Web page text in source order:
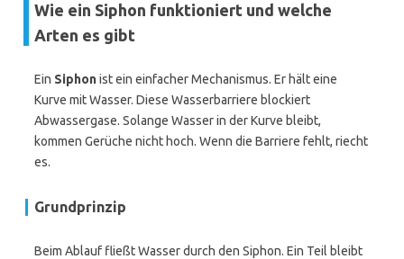
Wie ein Siphon funktioniert und welche
Arten es gibt
Ein Siphonist ein einfacher Mechanismus. Er hält eine
Kurve mit Wasser. Diese Wasserbarriere blockiert
Abwassergase. Solange Wasser in der Kurve bleibt,
kommen Gerüche nicht hoch. Wenn die Barriere fehlt, riecht
es.
Grundprinzip
Beim Ablauf fließt Wasser durch den Siphon. Ein Teil bleibt